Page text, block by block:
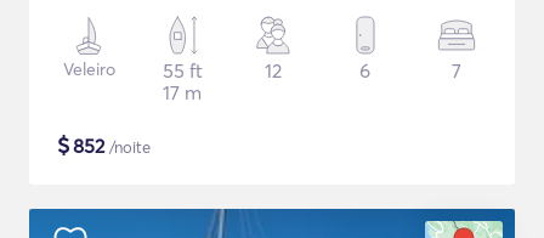
Veleiro
55 ft
17 m
12 6 7
$852/noite